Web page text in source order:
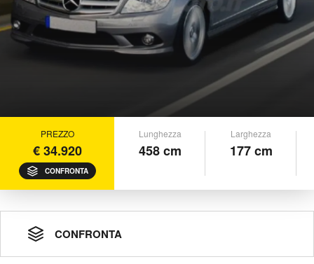
PREZZO
€ 34.920
CONFRONTA
Lunghezza
458 cm
Larghezza
177 cm
CONFRONTA